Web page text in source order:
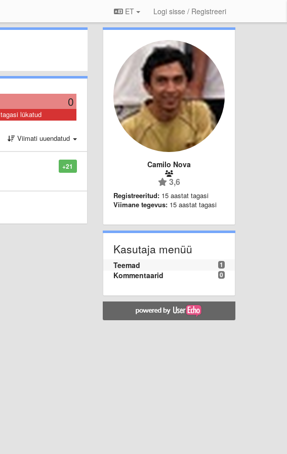
ET Logi sisse / Registreeri
0
tagasi lükatud
Viimati uuendatud
+21 Camilo Nova
3,6
Registreeritud: 15 aastat tagasi
Viimane tegevus: 15 aastat tagasi
Kasutaja menüü
1
Teemad
0
Kommentaarid